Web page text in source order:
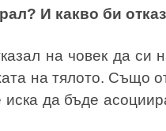
И какво би
на човек да си
на тялото. Също
да бъде